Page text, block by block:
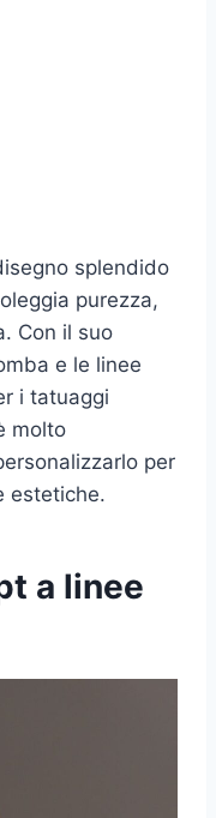
splendido
purezza,
Con il suo
e le linee
i tatuaggi
molto
per
estetiche.
a linee